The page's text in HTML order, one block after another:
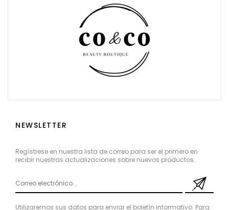
NEWSLETTER
Regístrese en nuestra lista de correo para ser el primero en
recibir nuestras actualizaciones sobre nuevos productos.
Utilizaremos sus datos para enviar el boletín informativo. Para